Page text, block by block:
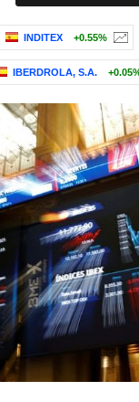
INDITEX +0.55%
IBERDROLA, S.A.